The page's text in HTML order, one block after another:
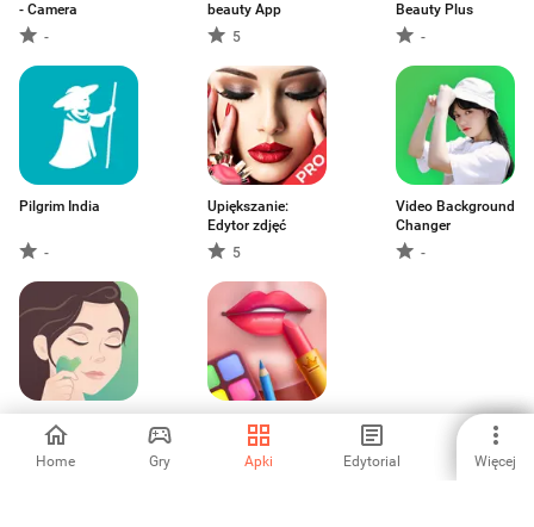
Home Gry Apki Edytorial Więcej
- Camera
-
beauty App
5
Beauty Plus
-
Pilgrim India
-
Upiększanie:
Edytor zdjęć
5
Video Background
Changer
-
Joga twarzy,
Masaż: forYou
-
Makeup camera